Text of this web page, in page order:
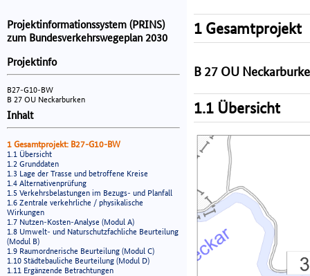
Projektinformationssystem (PRINS)
zum Bundesverkehrswegeplan 2030
Projektinfo
B27-G10-BW
B 27 OU Neckarburken
Inhalt
1 Gesamtprojekt: B27-G10-BW
1.1 Übersicht
1.2 Grunddaten
1.3 Lage der Trasse und betroffene Kreise
1.4 Alternativenprüfung
1.5 Verkehrsbelastungen im Bezugs- und Planfall
1.6 Zentrale verkehrliche / physikalische
Wirkungen
1.7 Nutzen-Kosten-Analyse (Modul A)
1.8 Umwelt- und Naturschutzfachliche Beurteilung
(Modul B)
1.9 Raumordnerische Beurteilung (Modul C)
1.10 Städtebauliche Beurteilung (Modul D)
1.11 Ergänzende Betrachtungen
1 Gesamtprojekt
B 27 OU
1.1 Übersicht